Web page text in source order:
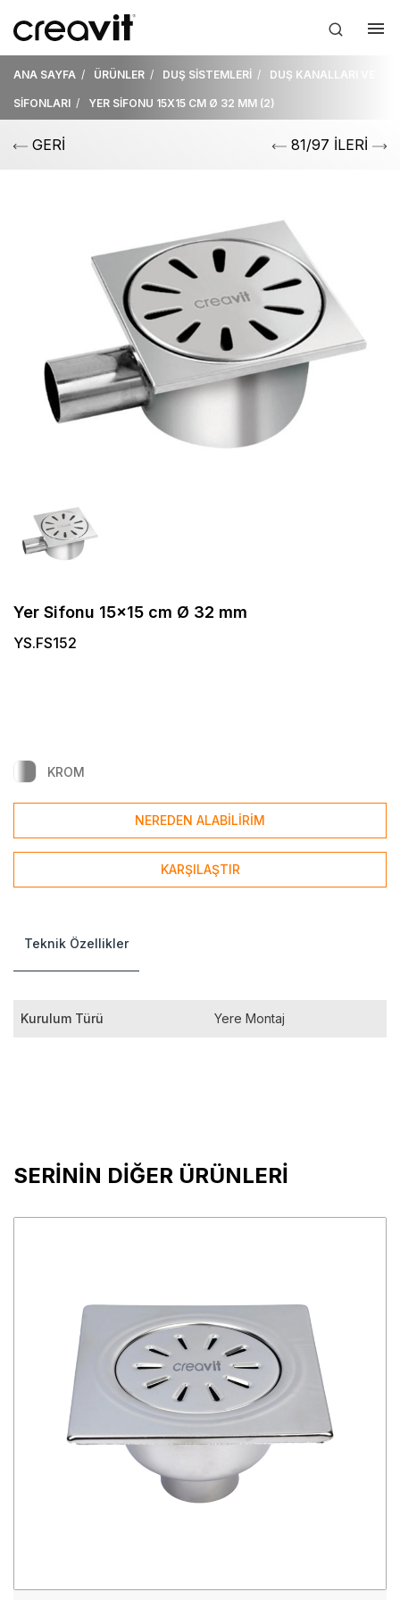
ANA SAYFA ÜRÜNLER DUŞ SİSTEMLERİ DUŞ KANALLARI VE
SİFONLARI YER SİFONU 15X15 CM Ø 32 MM (2)
GERİ 81/97 İLERİ
Yer Sifonu 15x15 cm Ø 32 mm
YS.FS152
KROM
NEREDEN ALABİLİRİM
KARŞILAŞTIR
Teknik Özellikler
Kurulum Türü Yere Montaj
SERİNİN DİĞER ÜRÜNLERİ